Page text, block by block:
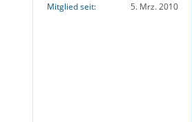
Mitglied seit
5. Mrz. 2010